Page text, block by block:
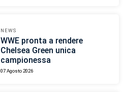
NEWS
WWE pronta a rendere
Chelsea Green unica
campionessa
07 Agosto 2026